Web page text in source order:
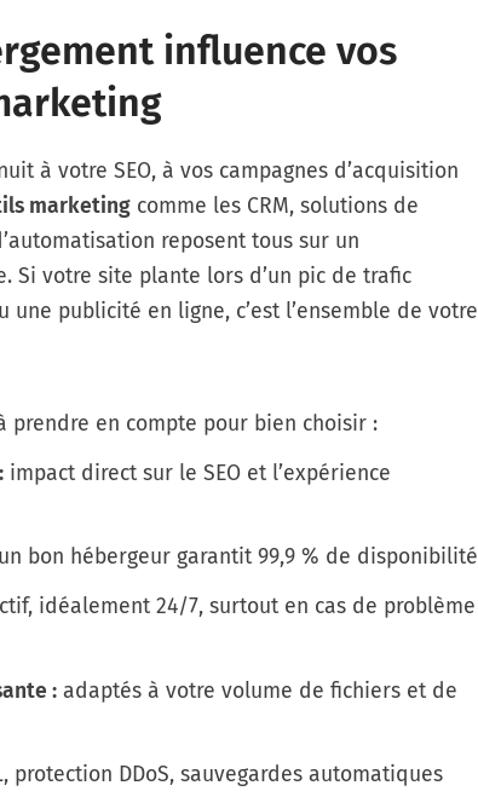
influence vos
à votre SEO, à vos campagnes d’acquisition
marketing comme les CRM, solutions de
reposent tous sur un
Si votre site plante lors d’un pic de trafic
publicité en ligne, c’est l’ensemble de votre
prendre en compte pour bien choisir :
impact direct sur le SEO et l’expérience
un bon hébergeur garantit 99,9 % de disponibilité
idéalement 24/7, surtout en cas de problème
: adaptés à votre volume de fichiers et de
protection DDoS, sauvegardes automatiques